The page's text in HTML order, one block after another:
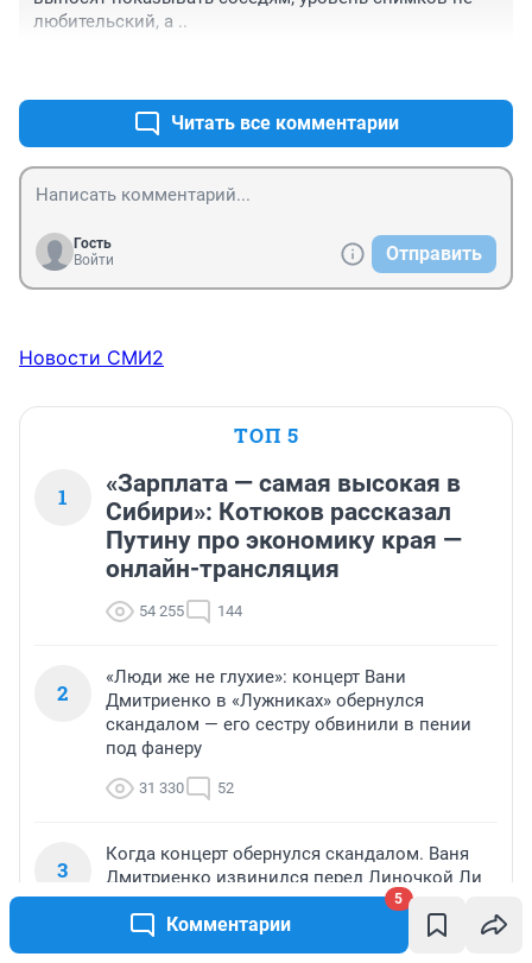
Комментарии
5
любительский, а ..
Читать все комментарии
Гость
Войти
Отправить
Новости СМИ2
ТОП 5
1
«Зарплата — самая высокая в
Сибири»: Котюков рассказал
Путину про экономику края —
онлайн-трансляция
54 255 144
2
«Люди же не глухие»: концерт Вани
Дмитриенко в «Лужниках» обернулся
скандалом — его сестру обвинили в пении
под фанеру
31 330 52
3
Когда концерт обернулся скандалом. Ваня
Дмитриенко извинился перед Линочкой Ли
за выступление сестры под ее голос
22 245